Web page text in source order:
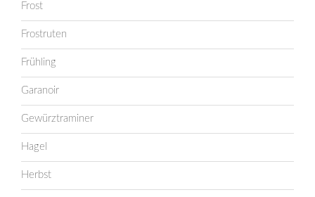
Frost
Frostruten
Frühling
Garanoir
Gewürztraminer
Hagel
Herbst